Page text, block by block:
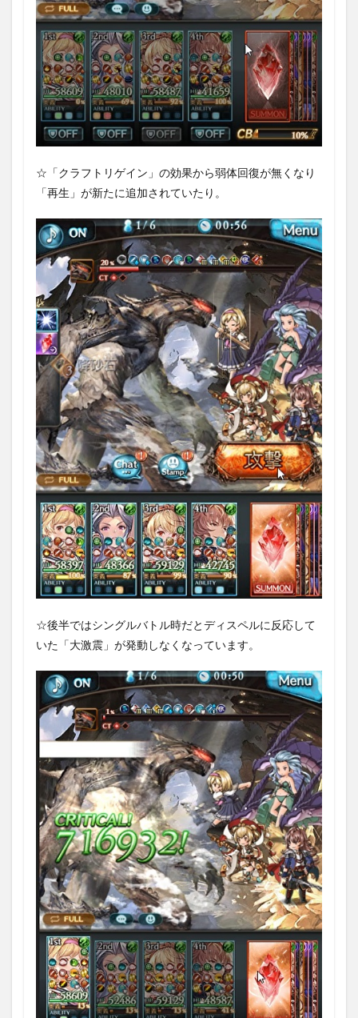
☆「クラフトリゲイン」の効果から弱体回復が無くなり
「再生」が新たに追加されていたり。
☆後半ではシングルバトル時だとディスペルに反応して
いた「大激震」が発動しなくなっています。